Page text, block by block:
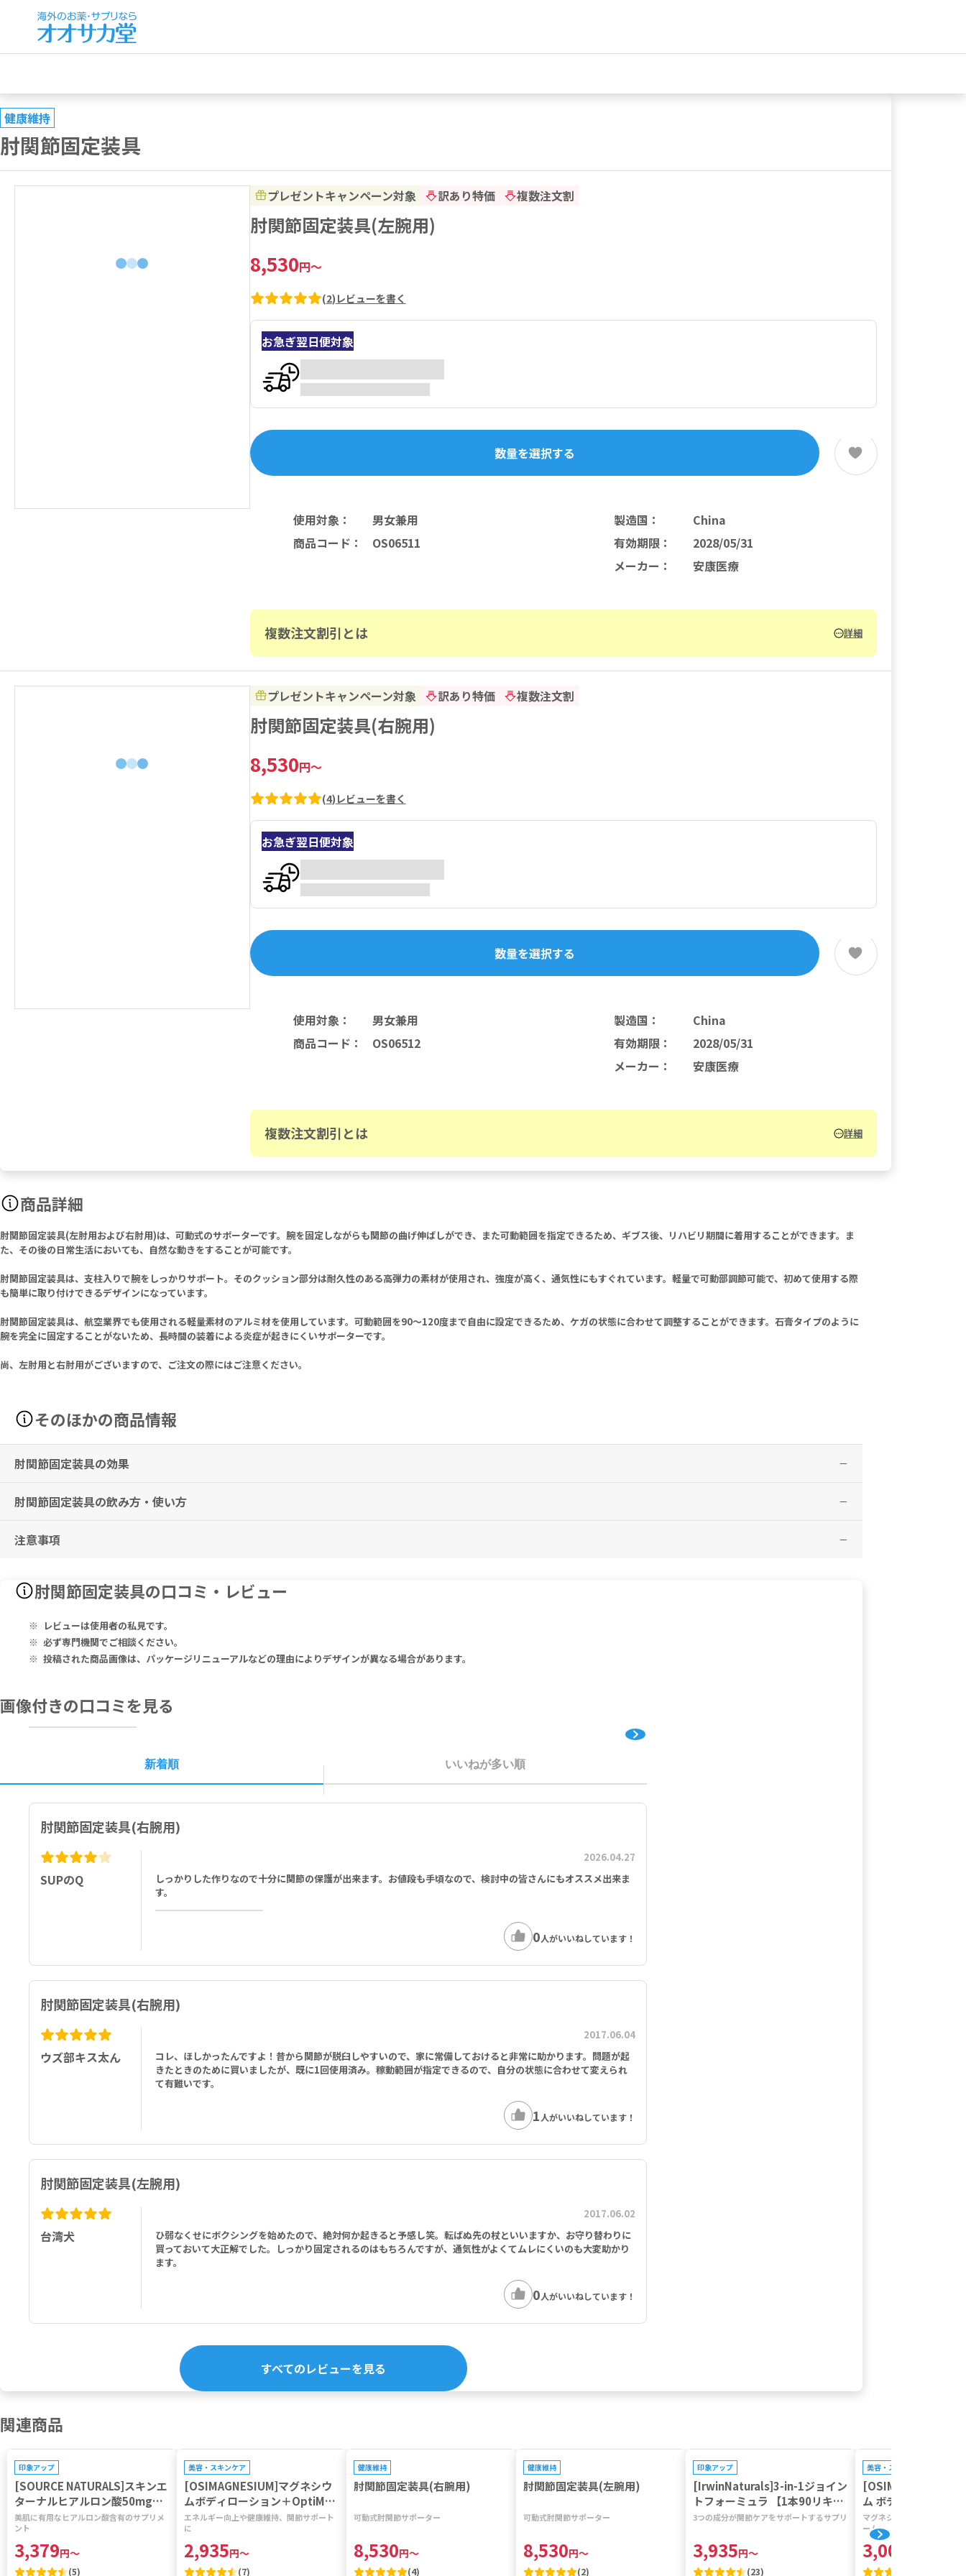
健康維持
肘関節固定装具
プレゼントキャンペーン対象 訳あり特価 複数注文割
肘関節固定装具(左腕用)
8,530円～
(2) レビューを書く
お急ぎ翌日便対象
数量を選択する
使用対象：
男女兼用
商品コード ： OS06511
製造国 ：
China
有効期限：
2028/05/31
メーカー ： 安康医療
複数注文割引とは 詳細
プレゼントキャンペーン対象 訳あり特価 複数注文割
肘関節固定装具(右腕用)
8,530円～
(4) レビューを書く
お急ぎ翌日便対象
数量を選択する
使用対象：
男女兼用
商品コード ： OS06512
製造国 ：
China
有効期限：
2028/05/31
メーカー ： 安康医療
複数注文割引とは 詳細
商品詳細
肘関節固定装具(左肘用および右肘用)は、可動式のサポーターです。腕を固定しながらも関節の曲げ伸ばしができ、また可動範囲を指定できるため、ギブス後、リハビリ期間に着用することができます。ま
た、その後の日常生活においても、自然な動きをすることが可能です。
肘関節固定装具は、支柱入りで腕をしっかりサポート。そのクッション部分は耐久性のある高弾力の素材が使用され、強度が高く、通気性にもすぐれています。軽量で可動部調節可能で、初めて使用する際
も簡単に取り付けできるデザインになっています。
肘関節固定装具は、航空業界でも使用される軽量素材のアルミ材を使用しています。可動範囲を90～120度まで自由に設定できるため、ケガの状態に合わせて調整することができます。石膏タイプのように
腕を完全に固定することがないため、長時間の装着による炎症が起きにくいサポーターです。
尚、左肘用と右肘用がございますので、ご注文の際にはご注意ください。
そのほかの商品情報
肘関節固定装具の効果
腕を固定しながらも、関節の曲げ伸ばしができる、可動式サポーター（肘関節固定装具）です。
肘関節固定装具の飲み方・使い方
骨折、脱臼時などの患部固定に使用します。
注意事項
きつく装着すると、血流が悪くなる恐れがあります。
フレームは水洗いしないでください。
肘関節固定装具の口コミ・レビュー
レビューは使用者の私見です。
必ず専門機関でご相談ください。
投稿された商品画像は、パッケージリニューアルなどの理由によりデザインが異なる場合があります。
画像付きの口コミを見る
新着順 いいねが多い順
肘関節固定装具(右腕用)
SUPのQ
2026.04.27
しっかりした作りなので十分に関節の保護が出来ます。お値段も手頃なので、検討中の皆さんにもオススメ出来ま
す。
0人がいいねしています！
肘関節固定装具(右腕用)
ウズ部キス太ん
2017.06.04
コレ、ほしかったんですよ！昔から関節が脱臼しやすいので、家に常備しておけると非常に助かります。問題が起
きたときのために買いましたが、既に1回使用済み。稼動範囲が指定できるので、自分の状態に合わせて変えられ
て有難いです。
1 人がいいねしています！
肘関節固定装具(左腕用)
台湾犬
2017.06.02
ひ弱なくせにボクシングを始めたので、絶対何か起きると予感し笑。転ばぬ先の杖といいますか、お守り替わりに
買っておいて大正解でした。しっかり固定されるのはもちろんですが、通気性がよくてムレにくいのも大変助かり
ます。
0人がいいねしています！
すべてのレビューを見る
関連商品
印象アップ
[SOURCE NATURALS]スキンエ
ターナルヒアルロン酸50mg
【1本60錠】
美肌に有用なヒアルロン酸含有のサプリメ
ント
3,379円～
(5)
美容・スキンケア
[OSIMAGNESIUM]マグネシウ
ムボディローション＋OptiMS
M 【1本200ml】
エネルギー向上や健康維持、関節サポート
に
2,935円～
(7)
健康維持
肘関節固定装具(右腕用)
可動式肘関節サポーター
8,530円～
(4)
健康維持
肘関節固定装具(左腕用)
可動式肘関節サポーター
8,530円～
(2)
印象アップ
[IrwinNaturals]3-in-1ジョイン
トフォーミュラ 【1本90リキッ
ドソフトジェル】
3つの成分が関節ケアをサポートするサプリ
3,935円～
(23)
美容・スキンケア
[OSIMAGNESIUM]
ム ボディー バター
SM 【1本200ml】
マグネシウム&MSMを肌か
ーム
3,009